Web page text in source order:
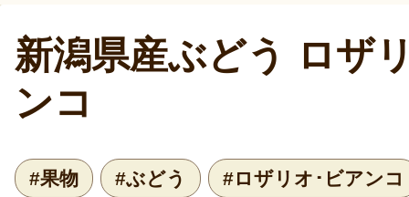
新潟県産ぶどう ロザ
ンコ
#果物 #ぶどう #ロザリオ･ビアンコ